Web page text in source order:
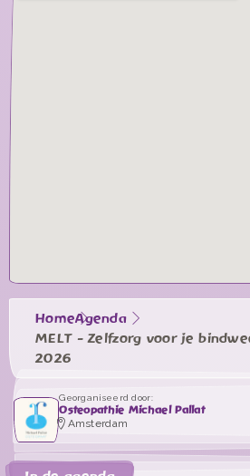
Georganiseerd door:
Osteopathie Michael Pallat
Amsterdam
HomeAgenda
MELT - Zelfzorg voor je
2026